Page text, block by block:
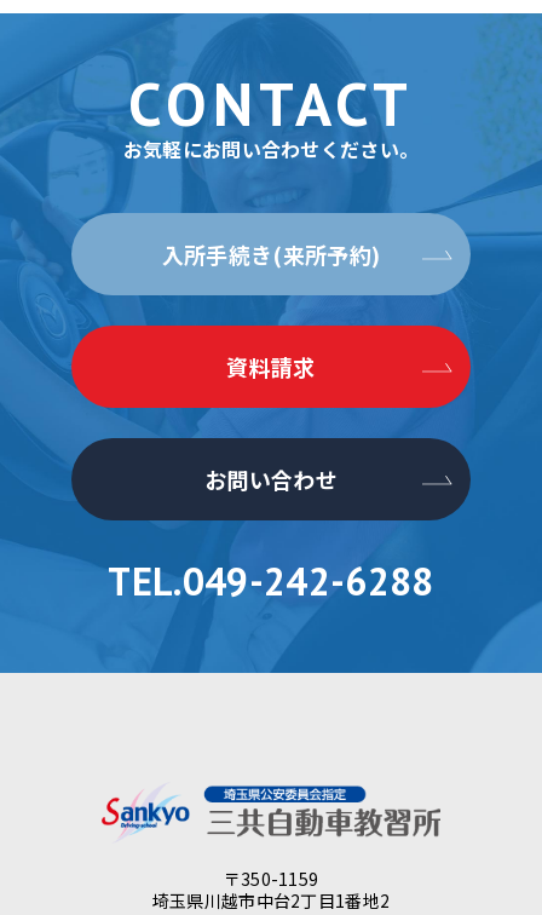
CONTACT
お気軽にお問い合わせください。
入所手続き(来所予約)
資料請求
お問い合わせ
TEL.049-242-6288
〒350-1159
埼玉県川越市中台2丁目1番地2